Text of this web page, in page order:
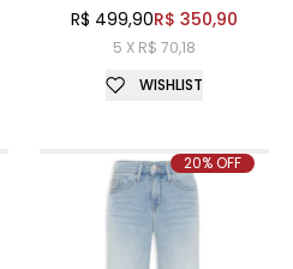
R$ 499,90R$ 350,90
5 X R$ 70,18
WISHLIST
20% OFF